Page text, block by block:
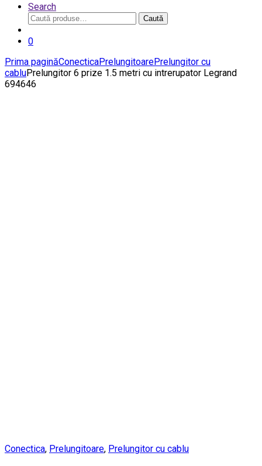
Search
Caută
după:
Caută
0
Prima paginăConecticaPrelungitoarePrelungitor cu
cabluPrelungitor 6 prize 1.5 metri cu intrerupator Legrand
694646
Conectica, Prelungitoare, Prelungitor cu cablu